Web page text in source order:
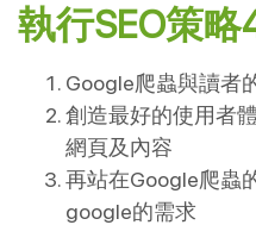
執行SEO策
Google爬蟲與讀者
創造最好的使用者
網頁及內容
再站在Google爬蟲
google的需求